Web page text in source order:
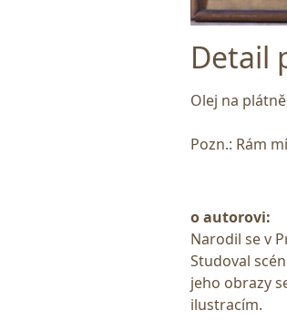
Detail
Olej na
Pozn.: Rám
o autorovi:
Narodil se v
Studoval
jeho obrazy
ilustracím.